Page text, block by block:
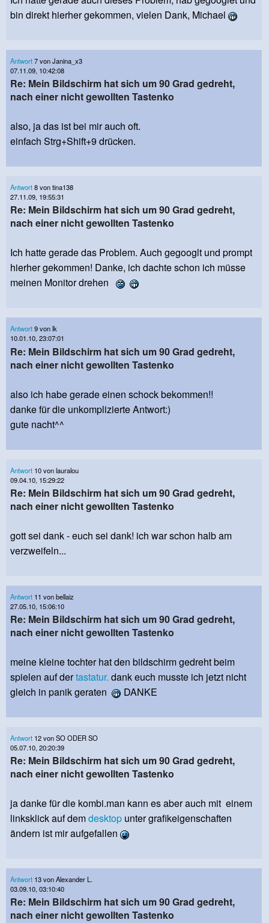
bin direkt hierher gekommen, vielen Dank, Michael
Antwort7 von Janina_x3
07.11.09, 10:42:08
Re: Mein Bildschirm hat sich um 90 Grad gedreht,
nach einer nicht gewollten Tastenko
also, ja das ist bei mir auch oft.
einfach Strg+Shift+9 drücken.
Antwort8 von tina138
27.11.09, 19:55:31
Re: Mein Bildschirm hat sich um 90 Grad gedreht,
nach einer nicht gewollten Tastenko
Ich hatte gerade das Problem. Auch gegooglt und prompt
hierher gekommen! Danke, ich dachte schon ich müsse
meinen Monitor drehen
Antwort9 von lk
10.01.10, 23:07:01
Re: Mein Bildschirm hat sich um 90 Grad gedreht,
nach einer nicht gewollten Tastenko
also ich habe gerade einen schock bekommen!!
danke für die unkomplizierte Antwort:)
gute nacht^^
Antwort 10 von lauralou
09.04.10, 15:29:22
Re: Mein Bildschirm hat sich um 90 Grad gedreht,
nach einer nicht gewollten Tastenko
gott sei dank - euch sei dank! ich war schon halb am
verzweifeln...
Antwort 11 von bellaiz
27.05.10, 15:06:10
Re: Mein Bildschirm hat sich um 90 Grad gedreht,
nach einer nicht gewollten Tastenko
meine kleine tochter hat den bildschirm gedreht beim
spielen auf dertastatur. dank euch musste ich jetzt nicht
gleich in panik geraten
DANKE
Antwort 12 von SO ODER SO
05.07.10, 20:20:39
Re: Mein Bildschirm hat sich um 90 Grad gedreht,
nach einer nicht gewollten Tastenko
ja danke für die kombi.man kann es aber auch mit einem
linksklick auf demdesktop unter grafikeigenschaften
ändern ist mir aufgefallen
Antwort 13 von Alexander L.
03.09.10, 03:10:40
Re: Mein Bildschirm hat sich um 90 Grad gedreht,
nach einer nicht gewollten Tastenko